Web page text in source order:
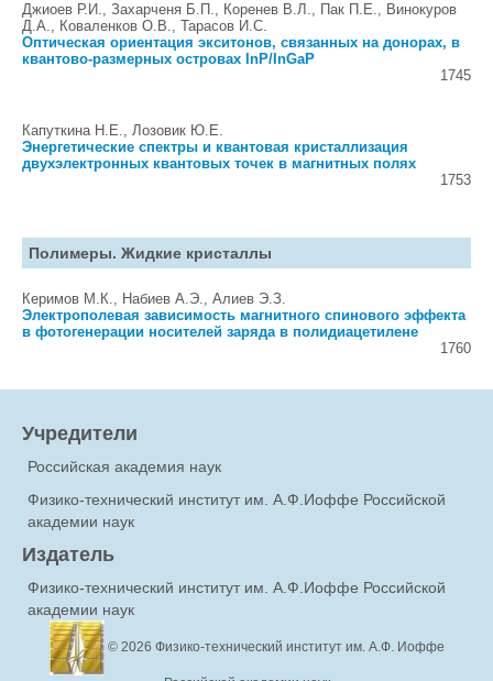
Джиоев Р.И., Захарченя Б.П., Коренев В.Л., Пак П.Е., Винокуров
Д.А., Коваленков О.В., Тарасов И.С.
Оптическая ориентация экситонов, связанных на донорах, в
квантово-размерных островах InP/InGaP
1745
Капуткина Н.Е., Лозовик Ю.Е.
Энергетические спектры и квантовая кристаллизация
двухэлектронных квантовых точек в магнитных полях
1753
Полимеры. Жидкие кристаллы
Керимов М.К., Набиев А.Э., Алиев Э.З.
Электрополевая зависимость магнитного спинового эффекта
в фотогенерации носителей заряда в полидиацетилене
1760
Учредители
Российская академия наук
Физико-технический институт им. А.Ф.Иоффе Российской
академии наук
Издатель
Физико-технический институт им. А.Ф.Иоффе Российской
академии наук
© 2026 Физико-технический институт им. А.Ф. Иоффе